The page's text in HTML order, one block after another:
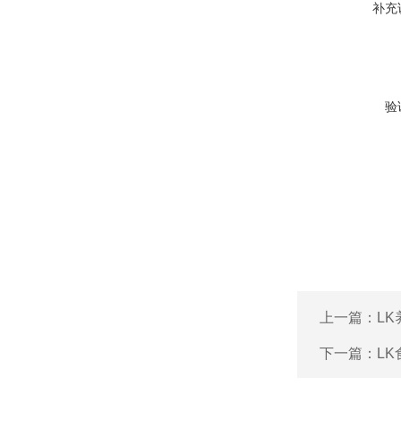
补充
验
上一篇： LK
下一篇： LK